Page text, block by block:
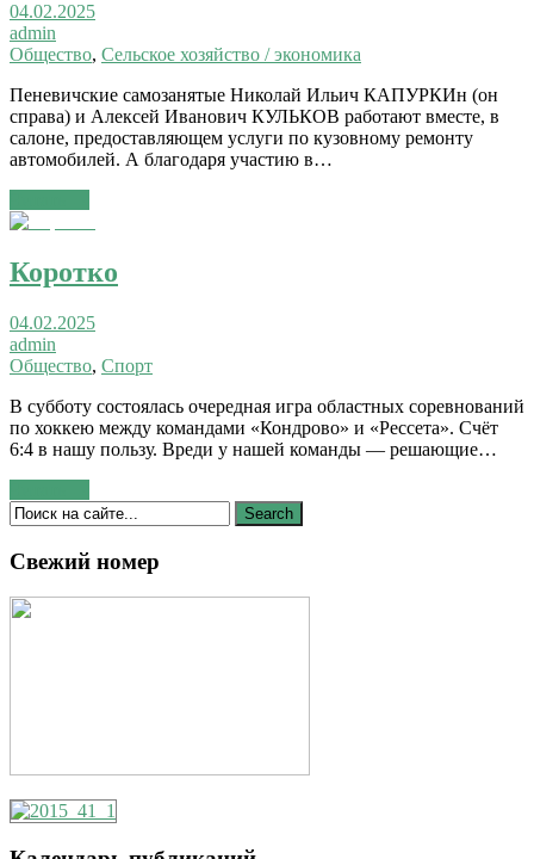
04.02.2025
admin
Общество, Сельское хозяйство / экономика
Пеневичские самозанятые Николай Ильич КАПУРКИн (он
справа) и Алексей Иванович КУЛЬКОВ работают вместе, в
салоне, предоставляющем услуги по кузовному ремонту
автомобилей. А благодаря участию в…
Коротко
04.02.2025
admin
Общество, Спорт
В субботу состоялась очередная игра областных соревнований
по хоккею между командами «Кондрово» и «Рессета». Счёт
6:4 в нашу пользу. Вреди у нашей команды — решающие…
Свежий номер